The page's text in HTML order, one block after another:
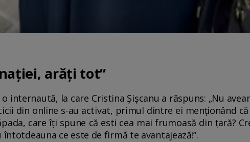
arăți tot”
internaută, la care Cristina Șișcanu a răspuns: „Nu
din online s-au activat, primul dintre ei menționând că
care îți spune că esti cea mai frumoasă din țară?
ce este de firmă te avantajează!”.